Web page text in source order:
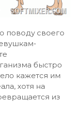
поводу своего
быстро
кажется им
хотя на
из